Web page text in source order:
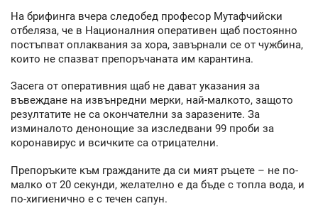
На брифинга вчера следобед професор Мутафчийски
отбеляза, че в Националния оперативен щаб постоянно
постъпват оплаквания за хора, завърнали се от чужбина,
които не спазват препоръчаната им карантина.
Засега от оперативния щаб не дават указания за
въвеждане на извънредни мерки, най-малкото, защото
резултатите не са окончателни за заразените. За
изминалото денонощие за изследвани 99 проби за
коронавирус и всичките са отрицателни.
Препоръките към гражданите да си мият ръцете – не по-
малко от 20 секунди, желателно е да бъде с топла вода, и
по-хигиенично е с течен сапун.